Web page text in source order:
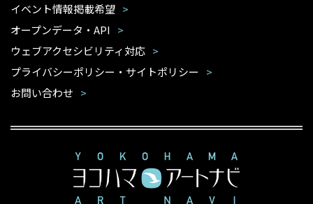
イベント情報掲載希望
オープンデータ・API
ウェブアクセシビリティ対応
プライバシーポリシー・サイトポリシー
お問い合わせ